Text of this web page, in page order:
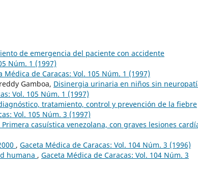
de emergencia del paciente con accidente
Núm. 1 (1997)
Médica de Caracas: Vol. 105 Núm. 1 (1997)
Gamboa, Disinergia urinaria en niños sin
Vol. 105 Núm. 1 (1997)
tratamiento, control y prevención de la fiebre
Vol. 105 Núm. 3 (1997)
casuística venezolana, con graves lesiones
, Gaceta Médica de Caracas: Vol. 104 Núm. 3 (1996)
humana , Gaceta Médica de Caracas: Vol. 104 Núm. 3